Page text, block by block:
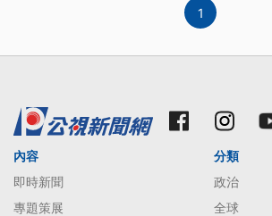
1
內容
即時新聞
專題策展
分類
政治
全球